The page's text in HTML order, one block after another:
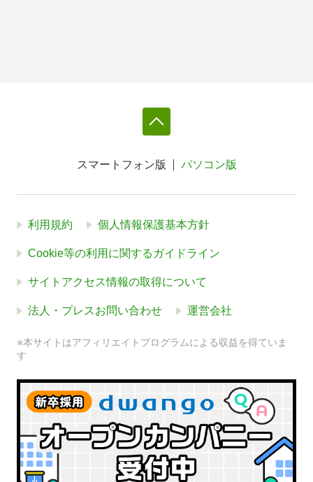
スマートフォン版 パソコン版
利用規約 個人情報保護基本方針
Cookie等の利用に関するガイドライン
サイトアクセス情報の取得について
法人・プレスお問い合わせ 運営会社
※本サイトはアフィリエイトプログラムによる収益を得ていま
す